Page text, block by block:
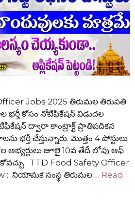
Jobs 2025 తిరుమల తిరుపతి
భర్తీ కోసం నోటిఫికేషన్ విడుదల
ద్వారా కాంట్రాక్ట్ ప్రాతిపదికన
భర్తీ చేస్తున్నారు. మొత్తం 4 పోస్టులు
జూలై 10వ తేదీ లోపు ఆఫ్
TTD Food Safety Officer
: నియామక సంస్థ తిరుమల … Read